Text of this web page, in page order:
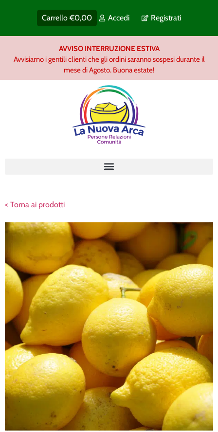
Carrello€0,00 Accedi Registrati
AVVISO INTERRUZIONE ESTIVA
Avvisiamo i gentili clienti che gli ordini saranno sospesi durante il
mese di Agosto. Buona estate!
< Torna ai prodotti